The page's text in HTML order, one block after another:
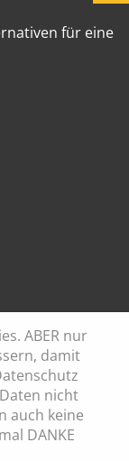
für eine
ABER nur
damit
nicht
auch keine
DANKE